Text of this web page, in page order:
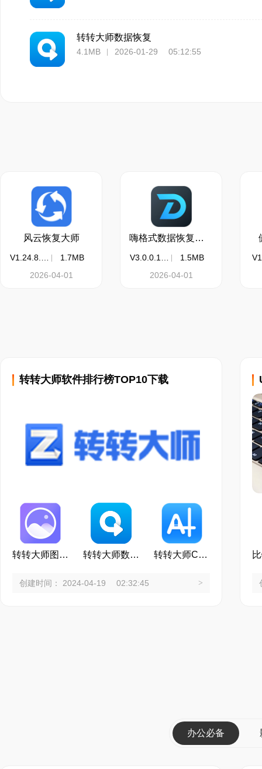
转转大师数据恢复
4.1MB 2026-01-29 05:12:55
风云恢复大师
1.7MB
2026-04-01
嗨格式数据恢复大师
1.5MB
2026-04-01
转转大师软件排行榜TOP10下载
转转大师图片工具箱 转转大师数据恢复 转转大师CAD编辑器
创建时间： 2024-04-19 02:32:45 >
办公必备